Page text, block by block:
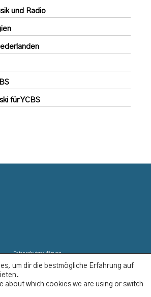
und Radio
für YCBS
Datenschutzerklärung
Disclaimer
um dir die bestmögliche Erfahrung auf
about which cookies we are using or switch